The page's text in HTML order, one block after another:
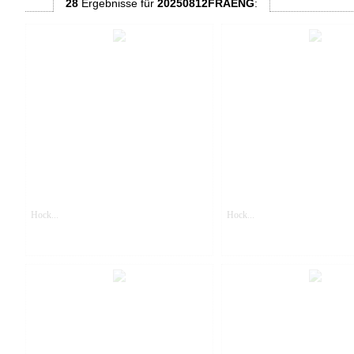
28Ergebnisse für 20250812FRAENG:
Hock... Hock...